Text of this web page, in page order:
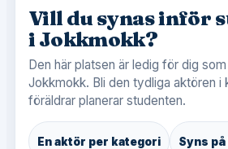
Vill du synas inför
i Jokkmokk?
Den här platsen är ledig för dig
Jokkmokk. Bli den tydliga aktören i
föräldrar planerar studenten.
En aktör per kategori Syns